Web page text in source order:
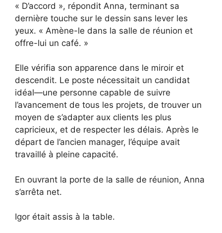
« D’accord », répondit Anna, terminant sa
dernière touche sur le dessin sans lever les
yeux. « Amène-le dans la salle de réunion et
offre-lui un café. »
Elle vérifia son apparence dans le miroir et
descendit. Le poste nécessitait un candidat
idéal—une personne capable de suivre
l’avancement de tous les projets, de trouver un
moyen de s’adapter aux clients les plus
capricieux, et de respecter les délais. Après le
départ de l’ancien manager, l’équipe avait
travaillé à pleine capacité.
En ouvrant la porte de la salle de réunion, Anna
s’arrêta net.
Igor était assis à la table.